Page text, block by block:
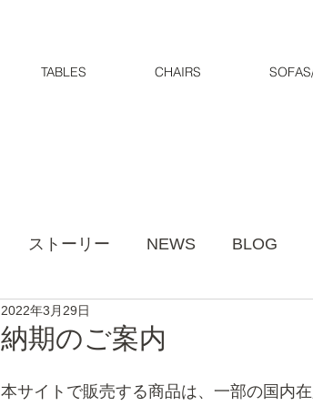
TABLES CHAIRS
ストーリー NEWS BLOG
納期のご案内
2022年3月29日
本サイトで販売する商品は、一部の国内